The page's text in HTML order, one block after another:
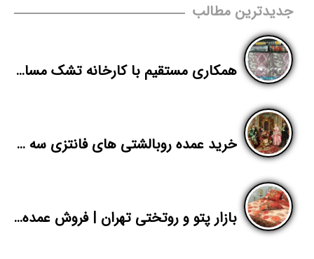
جدیدترین مطالب
همکاری مستقیم با کارخانه تشک مسافرتی برای پخش در قزوین
خرید عمده روبالشتی های فانتزی سه بعدی
بازار پتو و روتختی تهران | فروش عمده روتختی ترک دونفره